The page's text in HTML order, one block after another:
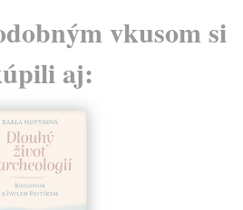
vkusom si
aj: